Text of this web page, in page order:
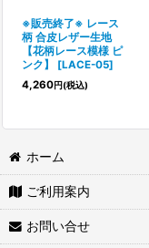
※販売終了※ レース
柄 合皮レザー生地
【花柄レース模様 ピ
ンク】
[LACE-05]
4,260円(税込)
ホーム
ご利用案内
お問い合せ